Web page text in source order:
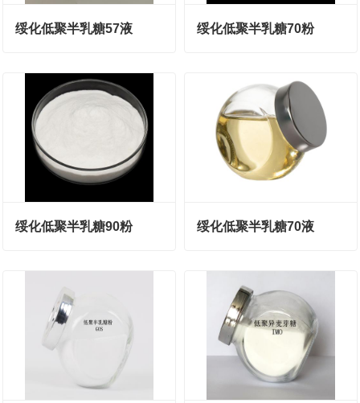
绥化低聚半乳糖57液 绥化低聚半乳糖70粉
绥化低聚半乳糖90粉 绥化低聚半乳糖70液